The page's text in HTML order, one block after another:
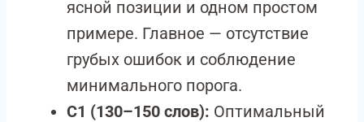
ясной позиции и одном простом
примере. Главное — отсутствие
грубых ошибок и соблюдение
минимального порога.
C1 (130–150 слов): Оптимальный